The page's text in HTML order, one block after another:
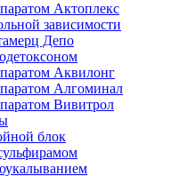
Актоплекс
зависимости
Депо
Аквилонг
Алгоминал
Вивитрол
блок